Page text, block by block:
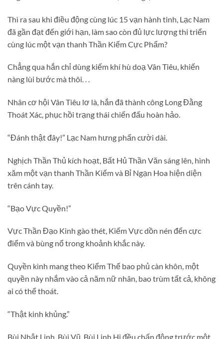
Thì ra sau khi điều động cùng lúc 15 vạn hành tinh, Lạc Nam
đã gần đạt đến giới hạn, làm sao còn đủ lực lượng thi triển
cùng lúc một vạn thanh Thần Kiếm Cực Phẩm?
Chẳng qua hắn chỉ dùng kiếm khí hù doạ Vân Tiêu, khiến
nàng lùi bước mà thôi. . .
Nhân cơ hội Vân Tiêu lơ là, hắn đã thành công Long Đằng
Thoát Xác, phục hồi trạng thái chiến đấu hoàn hảo.
“Đánh thật đây!” Lạc Nam hưng phấn cười dài.
Nghịch Thần Thủ kích hoạt, Bất Hủ Thần Văn sáng lên, hình
xăm một vạn thanh Thần Kiếm và Bỉ Ngạn Hoa hiện diện
trên cánh tay.
“Bạo Vực Quyền!”
Vực Thần Đạo Kinh gào thét, Kiếm Vực dồn nén đến cực
điểm và bùng nổ trong khoảnh khắc này.
Quyền kình mang theo Kiếm Thế bao phủ càn khôn, một
quyền này nhắm vào cả năm nữ nhân, bao trùm tất cả, không
ai có thể thoát.
“Thật kinh khủng.”
Bùi Nhật Linh, Bùi Vũ, Bùi Linh Hi đều chấn động trước một